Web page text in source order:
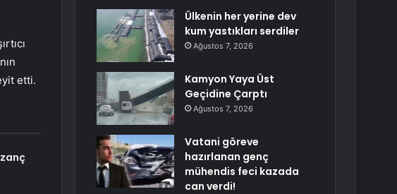
etti.
Ülkenin her yerine dev
kum yastıkları serdiler
Ağustos 7, 2026
Kamyon Yaya Üst
Geçidine Çarptı
Ağustos 7, 2026
Vatani göreve
hazırlanan genç
mühendis feci kazada
can verdi!